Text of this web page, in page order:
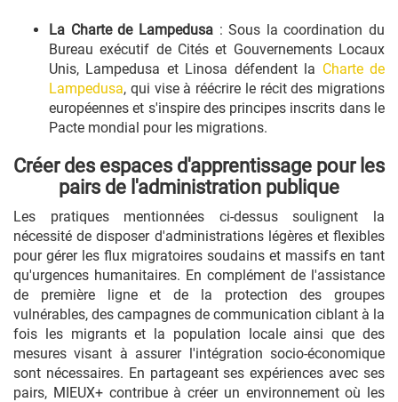
La Charte de Lampedusa: Sous la coordination du
Bureau exécutif de Cités et Gouvernements Locaux
Unis, Lampedusa et Linosa défendent la Charte de
Lampedusa, qui vise à réécrire le récit des migrations
européennes et s'inspire des principes inscrits dans le
Pacte mondial pour les migrations.
Créer des espaces d'apprentissage pour les
pairs de l'administration publique
Les pratiques mentionnées ci-dessus soulignent la
nécessité de disposer d'administrations légères et flexibles
pour gérer les flux migratoires soudains et massifs en tant
qu'urgences humanitaires. En complément de l'assistance
de première ligne et de la protection des groupes
vulnérables, des campagnes de communication ciblant à la
fois les migrants et la population locale ainsi que des
mesures visant à assurer l'intégration socio-économique
sont nécessaires. En partageant ses expériences avec ses
pairs, MIEUX+ contribue à créer un environnement où les